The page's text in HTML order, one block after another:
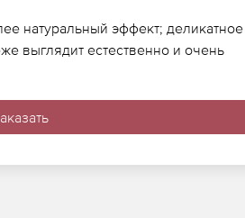
натуральный эффект; деликатное
выглядит естественно и очень